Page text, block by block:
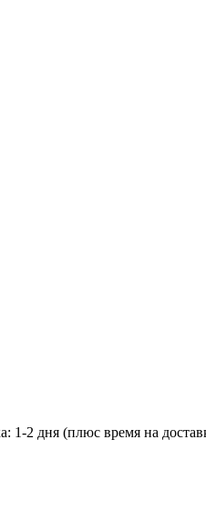
1-2 дня (плюс время на